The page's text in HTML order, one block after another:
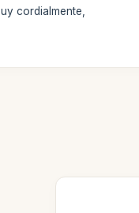
cordialmente,